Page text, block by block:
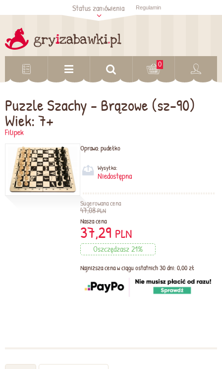
Sprawdź status
zamówienia
Status zamówienia Regulamin
0
Puzzle Szachy - Brązowe (sz-90)
Wiek: 7+
Filipek
Oprawa:pudełko
Wysyłka:
Niedostępna
Sugerowana cena
47,08PLN
Nasza cena
37,29 PLN
Oszczędzasz 21%
Najniższa cena w ciągu ostatnich 30 dni: 0,00 zł